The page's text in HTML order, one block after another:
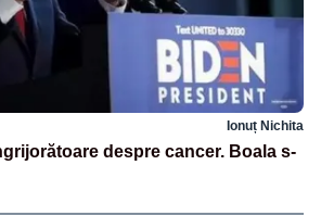
Ionuț Nichita
despre cancer. Boala s-